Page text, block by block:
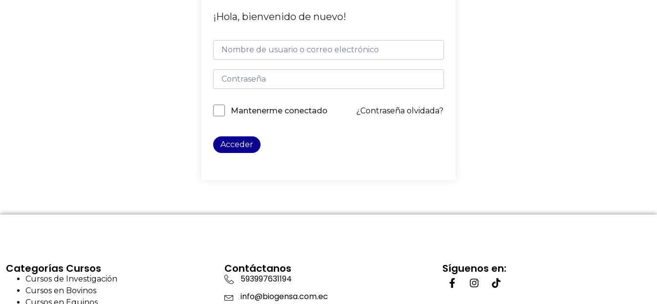
¡Hola, bienvenido de nuevo!
Mantenerme conectado ¿Contraseña olvidada?
Acceder
Categorías Cursos
Cursos de Investigación
Cursos en Bovinos
Contáctanos
593997631194
info@biogensa.com.ec
Síguenos en: